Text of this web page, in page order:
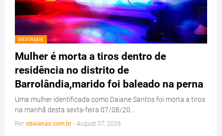
DESTAQUE
Mulher é morta a tiros dentro de
residência no distrito de
Barrolândia,marido foi baleado na perna
Uma mulher identificada como Daiane Santos foi morta a tiros
na manhã desta sexta-feira 07/08/20…
Por obaianao.com.br - August 07, 2026